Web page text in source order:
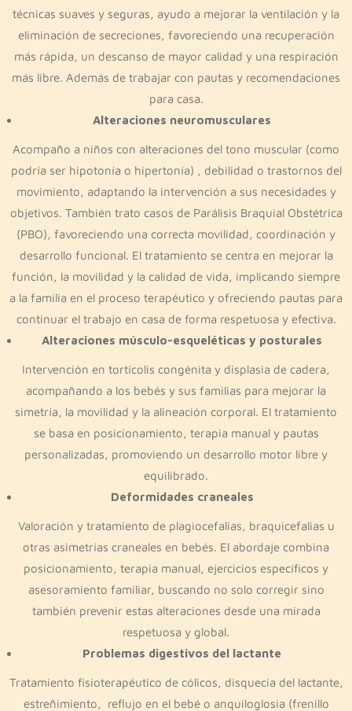
técnicas suaves y seguras, ayudo a mejorar la ventilación y la
eliminación de secreciones, favoreciendo una recuperación
más rápida, un descanso de mayor calidad y una respiración
más libre. Además de trabajar con pautas y recomendaciones
para casa.
Alteraciones neuromusculares
Acompaño a niños con alteraciones del tono muscular (como
podría ser hipotonía o hipertonía) , debilidad o trastornos del
movimiento, adaptando la intervención a sus necesidades y
objetivos. También trato casos de Parálisis Braquial Obstétrica
(PBO), favoreciendo una correcta movilidad, coordinación y
desarrollo funcional. El tratamiento se centra en mejorar la
función, la movilidad y la calidad de vida, implicando siempre
a la familia en el proceso terapéutico y ofreciendo pautas para
continuar el trabajo en casa de forma respetuosa y efectiva.
Alteraciones músculo-esqueléticas y posturales
Intervención en tortícolis congénita y displasia de cadera,
acompañando a los bebés y sus familias para mejorar la
simetría, la movilidad y la alineación corporal. El tratamiento
se basa en posicionamiento, terapia manual y pautas
personalizadas, promoviendo un desarrollo motor libre y
equilibrado.
Deformidades craneales
Valoración y tratamiento de plagiocefalias, braquicefalias u
otras asimetrías craneales en bebés. El abordaje combina
posicionamiento, terapia manual, ejercicios específicos y
asesoramiento familiar, buscando no solo corregir sino
también prevenir estas alteraciones desde una mirada
respetuosa y global.
Problemas digestivos del lactante
Tratamiento fisioterapéutico de cólicos, disquecia del lactante,
estreñimiento, reflujo en el bebé o anquiloglosia (frenillo